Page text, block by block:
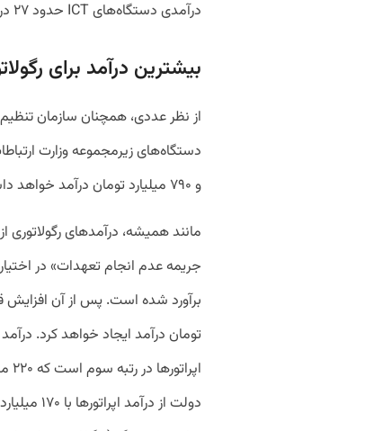
درآمدی دستگاه‌های ICT حدود ۲۷ درصد خواهد بود.
بیشترین درآمد برای
از نظر عددی، همچنان سازمان تنظیم
و ۷۹۰ میلیارد تومان درآمد خواهد داشت که ۲۵ درصد بیش از درآمد سال جاری است.
مانند همیشه، درآمدهای
تومان درآمد ایجاد خواهد کرد.
دولت از